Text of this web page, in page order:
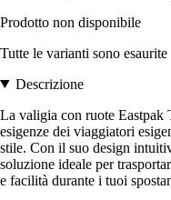
Prodotto non disponibile
Tutte le varianti sono esaurite
Descrizione
La valigia con ruote Eastpak
esigenze dei viaggiatori
stile. Con il suo design
soluzione ideale per
e facilità durante i tuoi